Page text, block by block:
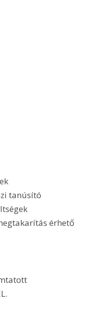
tanúsító
érhető